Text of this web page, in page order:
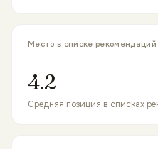
Место в списке рекомендаций
4.2
Средняя позиция в списках